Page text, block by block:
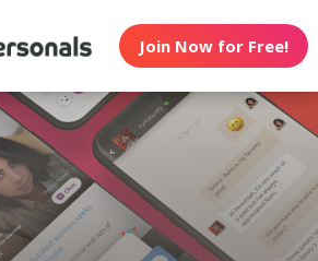
Join Now for Free!